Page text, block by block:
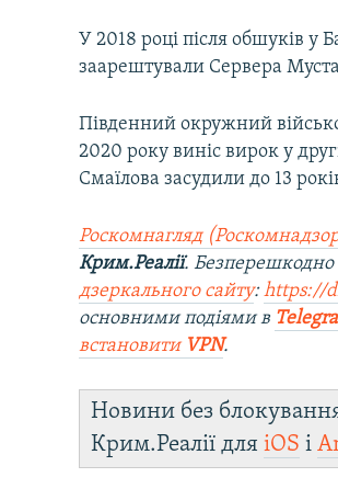
У 2018 році після обшуків у
заарештували Сервера
Південний окружний
2020 року виніс вирок у
Смаїлова засудили до 13
Роскомнагляд
Крим.Реалії.
дзеркального сайту:https://
основними подіями в
встановити VPN.
Новини без
Крим.Реалії дляiOS і